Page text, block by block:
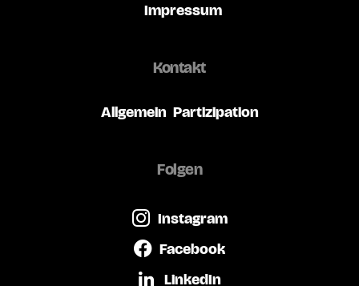
Impressum
Kontakt
Allgemein Partizipation
Folgen
Instagram
Facebook
LinkedIn